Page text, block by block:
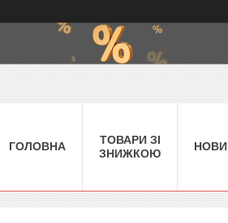
ГОЛОВНА
ТОВАРИ ЗІ
ЗНИЖКОЮ